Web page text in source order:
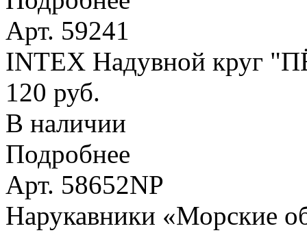
Арт. 59241
INTEX Надувной круг
120 руб.
В наличии
Подробнее
Арт. 58652NP
Нарукавники «Морские